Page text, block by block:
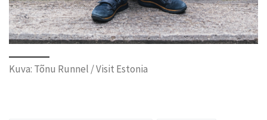
Kuva: Tõnu Runnel / Visit Estonia